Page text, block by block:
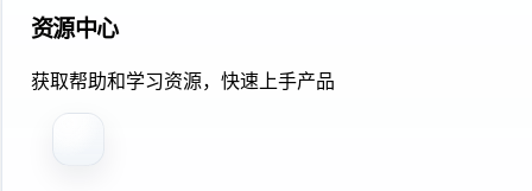
资源中心
获取帮助和学习资源，快速上手产品